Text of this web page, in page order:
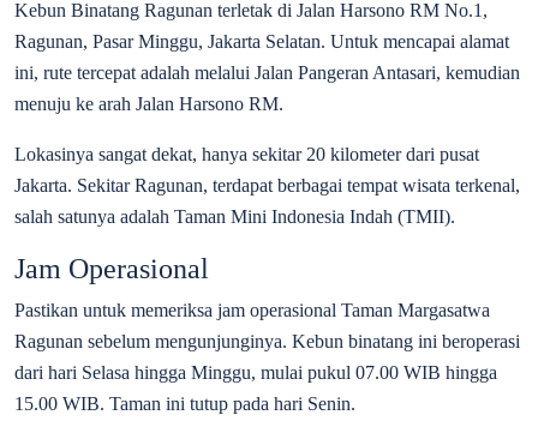
Kebun Binatang Ragunan terletak di Jalan Harsono RM No.1,
Ragunan, Pasar Minggu, Jakarta Selatan. Untuk mencapai alamat
ini, rute tercepat adalah melalui Jalan Pangeran Antasari, kemudian
menuju ke arah Jalan Harsono RM.
Lokasinya sangat dekat, hanya sekitar 20 kilometer dari pusat
Jakarta. Sekitar Ragunan, terdapat berbagai tempat wisata terkenal,
salah satunya adalah Taman Mini Indonesia Indah (TMII).
Jam Operasional
Pastikan untuk memeriksa jam operasional Taman Margasatwa
Ragunan sebelum mengunjunginya. Kebun binatang ini beroperasi
dari hari Selasa hingga Minggu, mulai pukul 07.00 WIB hingga
15.00 WIB. Taman ini tutup pada hari Senin.